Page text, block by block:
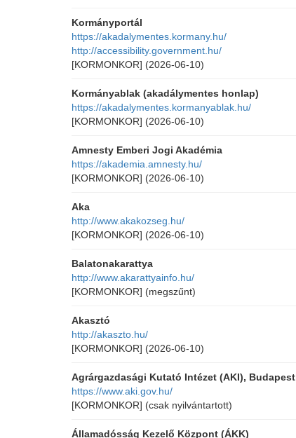
Kormányportál
https://akadalymentes.kormany.hu/
http://accessibility.government.hu/
[KORMONKOR] (2026-06-10)
Kormányablak (akadálymentes honlap)
https://akadalymentes.kormanyablak.hu/
[KORMONKOR] (2026-06-10)
Amnesty Emberi Jogi Akadémia
https://akademia.amnesty.hu/
[KORMONKOR] (2026-06-10)
Aka
http://www.akakozseg.hu/
[KORMONKOR] (2026-06-10)
Balatonakarattya
http://www.akarattyainfo.hu/
[KORMONKOR] (megszűnt)
Akasztó
http://akaszto.hu/
[KORMONKOR] (2026-06-10)
Agrárgazdasági Kutató Intézet (AKI), Budapest
https://www.aki.gov.hu/
[KORMONKOR] (csak nyilvántartott)
Államadósság Kezelő Központ (ÁKK)